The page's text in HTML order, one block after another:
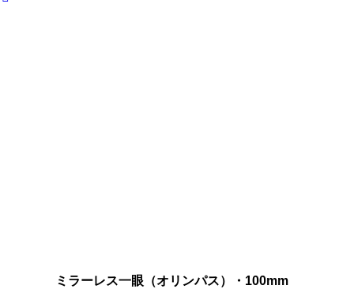
ミラーレス一眼（オリンパス）・100mm